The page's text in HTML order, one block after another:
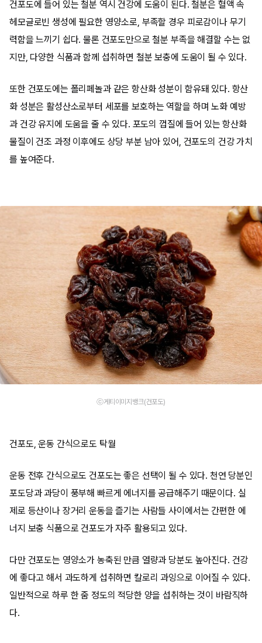
건포도에 들어 있는 철분 역시 건강에 도움이 된다. 철분은 혈액 속
헤모글로빈 생성에 필요한 영양소로, 부족할 경우 피로감이나 무기
력함을 느끼기 쉽다. 물론 건포도만으로 철분 부족을 해결할 수는 없
지만, 다양한 식품과 함께 섭취하면 철분 보충에 도움이 될 수 있다.
또한 건포도에는 폴리페놀과 같은 항산화 성분이 함유돼 있다. 항산
화 성분은 활성산소로부터 세포를 보호하는 역할을 하며 노화 예방
과 건강 유지에 도움을 줄 수 있다. 포도의 껍질에 들어 있는 항산화
물질이 건조 과정 이후에도 상당 부분 남아 있어, 건포도의 건강 가치
를 높여준다.
ⓒ게티이미지뱅크(건포도)
건포도, 운동 간식으로도 탁월
운동 전후 간식으로도 건포도는 좋은 선택이 될 수 있다. 천연 당분인
포도당과 과당이 풍부해 빠르게 에너지를 공급해주기 때문이다. 실
제로 등산이나 장거리 운동을 즐기는 사람들 사이에서는 간편한 에
너지 보충 식품으로 건포도가 자주 활용되고 있다.
다만 건포도는 영양소가 농축된 만큼 열량과 당분도 높아진다. 건강
에 좋다고 해서 과도하게 섭취하면 칼로리 과잉으로 이어질 수 있다.
일반적으로 하루 한 줌 정도의 적당한 양을 섭취하는 것이 바람직하
다.